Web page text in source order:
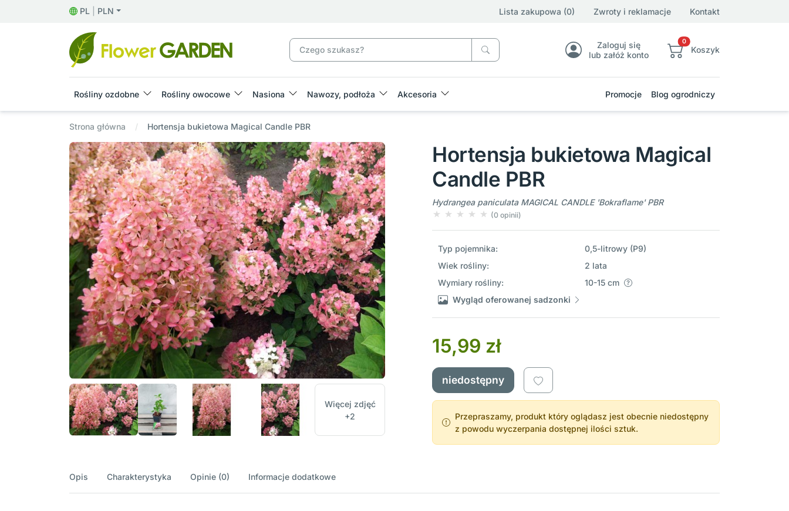
PL PLN Lista zakupowa (0) Zwroty i reklamacje Kontakt
Zaloguj się
lub załóż konto
0
Koszyk
Rośliny ozdobne Rośliny owocowe Nasiona Nawozy, podłoża Akcesoria Promocje Blog ogrodniczy
Strona główna Hortensja bukietowa Magical Candle PBR
Więcej zdjęć
+2
Hortensja bukietowa Magical
Candle PBR
Hydrangea paniculata MAGICAL CANDLE 'Bokraflame' PBR
(0 opinii)
Typ pojemnika:
0,5-litrowy (P9)
Wiek rośliny:
2 lata
Wymiary rośliny:
10-15 cm
Wygląd oferowanej sadzonki
15,99 zł
niedostępny
Przepraszamy, produkt który oglądasz jest obecnie niedostępny
z powodu wyczerpania dostępnej ilości sztuk.
Opis Charakterystyka Opinie (0) Informacje dodatkowe